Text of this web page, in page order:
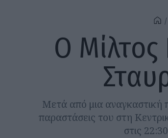
Ο
Μετά από μια αναγκαστική
παραστάσεις του στη
στις